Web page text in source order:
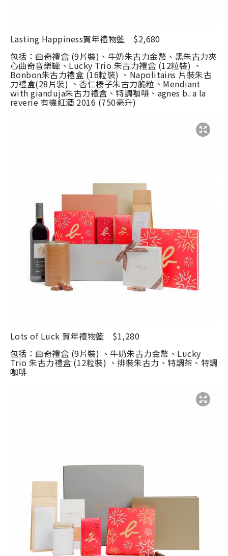
Lasting Happiness賀年禮物籃 $2,680
包括：曲奇禮盒 (9片裝) 、牛奶朱古力金幣、黑朱古力夾
心曲奇音樂罐、 Lucky Trio 朱古力禮盒 (12粒裝) 、
Bonbon朱古力禮盒 (16粒裝) 、 Napolitains 片裝朱古
力禮盒(28片裝) 、杏仁榛子朱古力脆粒、 Mendiant
with gianduja朱古力禮盒、特調咖啡、 agnes b. a la
reverie 有機紅酒 2016 (750毫升)
Lots of Luck賀年禮物籃 $1,280
包括：曲奇禮盒 (9片裝) 、牛奶朱古力金幣、 Lucky
Trio朱古力禮盒(12粒裝) 、排裝朱古力、特調茶、特調
咖啡